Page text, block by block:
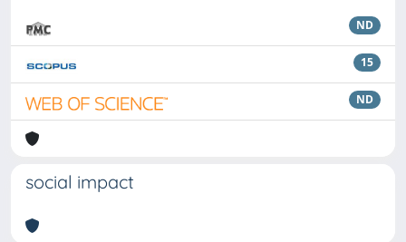
ND
15
ND
social impact